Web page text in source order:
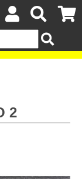
2